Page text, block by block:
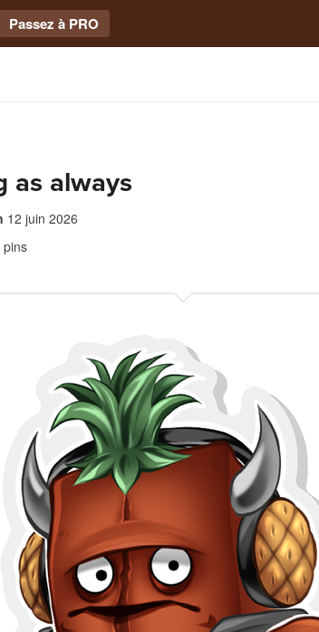
Passez à PRO
as always
12 juin 2026
pins